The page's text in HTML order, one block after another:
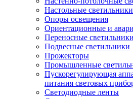
Настольные светильники
Опоры освещения
Ориентационные и
Переносные светильники
Подвесные светильники
Прожекторы
Промышленные
Пускорегулирующая
питания световых
Светодиодные ленты